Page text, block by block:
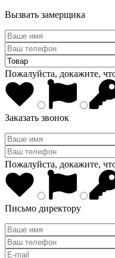
Вызвать замерщика
Пожалуйста, докажите,
Заказать звонок
Пожалуйста, докажите,
Письмо директору